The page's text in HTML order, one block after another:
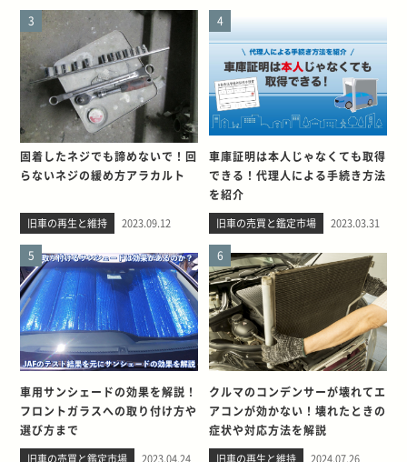
3
固着したネジでも諦めないで！回
らないネジの緩め方アラカルト
旧車の再生と維持 2023.09.12
4
車庫証明は本人じゃなくても取得
できる！代理人による手続き方法
を紹介
旧車の売買と鑑定市場 2023.03.31
5
車用サンシェードの効果を解説！
フロントガラスへの取り付け方や
選び方まで
旧車の売買と鑑定市場 2023.04.24
6
クルマのコンデンサーが壊れてエ
アコンが効かない！壊れたときの
症状や対応方法を解説
旧車の再生と維持 2024.07.26